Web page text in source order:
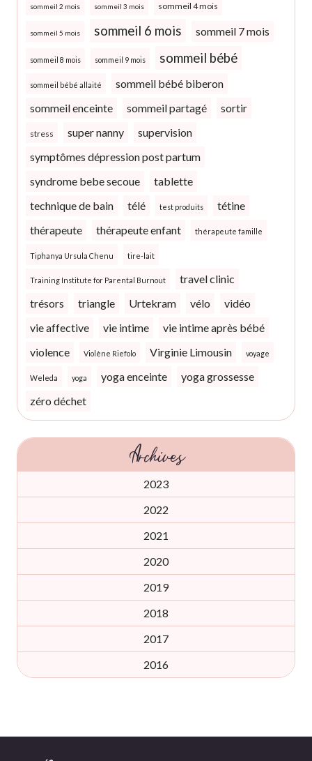
sommeil 2 mois sommeil 3 mois sommeil 4 mois
sommeil 5 mois sommeil 6 mois sommeil 7 mois
sommeil 8 mois sommeil 9 mois sommeil bébé
sommeil bébé allaité
sommeil bébé biberon
sommeil enceinte
sommeil partagé sortir
stress super nanny
supervision
symptômes dépression post partum
syndrome bebe secoue
tablette
technique de bain
télé test produits
tétine
thérapeute
thérapeute enfant thérapeute famille
Tiphanya Ursula Chenu tire-lait
Training Institute for Parental Burnout
travel clinic
trésors
triangle Urtekram vélo
vidéo
vie affective
vie intime
vie intime après bébé
violence
Violène Riefolo Virginie Limousin voyage
Weleda yoga yoga enceinte
yoga grossesse
zéro déchet
Archives
2023
2022
2021
2020
2019
2018
2017
2016